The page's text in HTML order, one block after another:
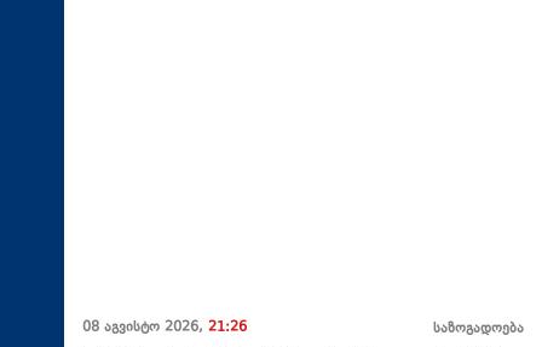
08 აგვისტო 2026, 21:26 საზოგადოება